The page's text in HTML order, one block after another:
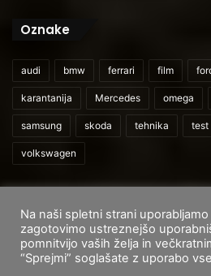
Oznake
audi bmw ferrari film
karantanija Mercedes omega
samsung skoda tehnika test
volkswagen
© 2026
Domov
O nas Cenik
Na naši spletni strani
zagotovimo ustreznejšo
pomnitvijo vaših želja in
“Sprejmi” soglašate z uporabo